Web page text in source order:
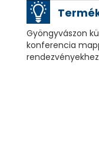
Gyöngyvászon
konferencia